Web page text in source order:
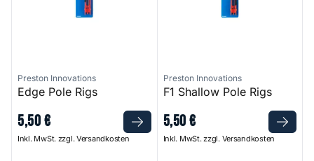
Preston Innovations
Edge Pole Rigs
5,50€
Inkl. MwSt. zzgl. Versandkosten
Preston Innovations
F1 Shallow Pole Rigs
5,50€
Inkl. MwSt. zzgl. Versandkosten